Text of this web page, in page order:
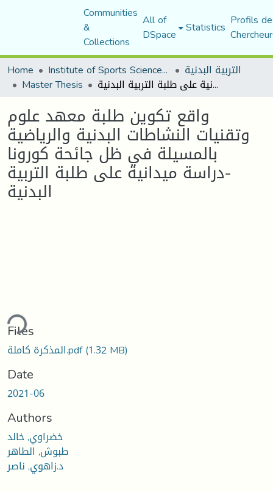
Communities
&
Collections
All of
DSpace Statistics Profils
Home
Institute of Sports Sciences and Techniques التربية البدنية
Master Thesis واقع تكوين طلبة معهد علوم وتقنيات النشاطات البدنية والرياضية بالمسيلة في ظل جائحة كورونا -دراسة ميدانية على طلبة التربية البدنية
واقع تكوين طلبة معهد علوم
وتقنيات النشاطات البدنية والرياضية
بالمسيلة في ظل جائحة كورونا
-دراسة ميدانية على طلبة التربية
البدنية
Files
المذكرة كاملة.pdf(1.32 MB)
Date
2021-06
Authors
خضراوي, خالد
طبوش, الطاهر
د.زاهوي, ناصر